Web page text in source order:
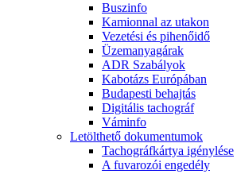
Buszinfo
Kamionnal az utakon
Vezetési és pihenőidő
Üzemanyagárak
ADR Szabályok
Kabotázs Európában
Budapesti behajtás
Digitális tachográf
Váminfo
Letölthető dokumentumok
Tachográfkártya igénylése
A fuvarozói engedély